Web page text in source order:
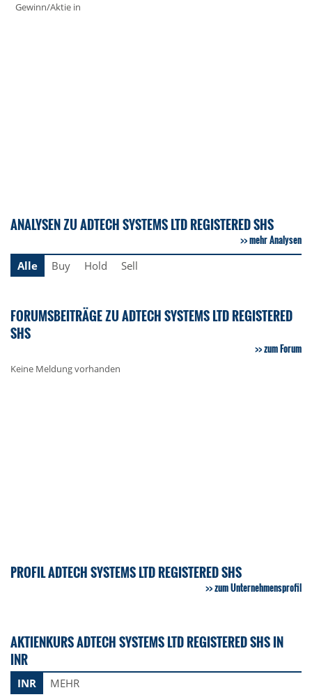
Gewinn/Aktie in
ANALYSEN ZU ADTECH SYSTEMS LTD REGISTERED SHS
mehr Analysen
Alle
Buy Hold Sell
FORUMSBEITRÄGE ZU ADTECH SYSTEMS LTD REGISTERED
SHS
zum Forum
Keine Meldung vorhanden
PROFIL ADTECH SYSTEMS LTD REGISTERED SHS
zum Unternehmensprofil
AKTIENKURS ADTECH SYSTEMS LTD REGISTERED SHS IN
INR
INR MEHR